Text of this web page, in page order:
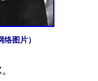
图片）